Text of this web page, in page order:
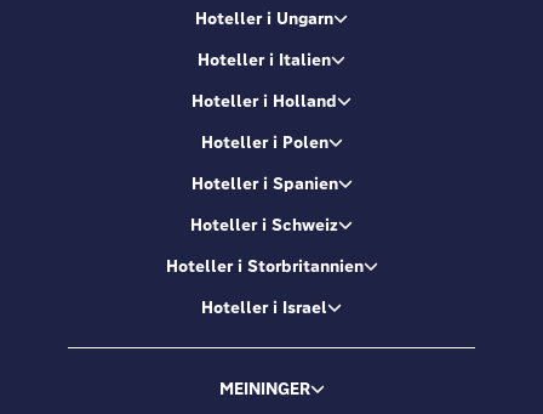
Hoteller i Ungarn
Hoteller i Italien
Hoteller i Holland
Hoteller i Polen
Hoteller i Spanien
Hoteller i Schweiz
Hoteller i Storbritannien
Hoteller i Israel
MEININGER